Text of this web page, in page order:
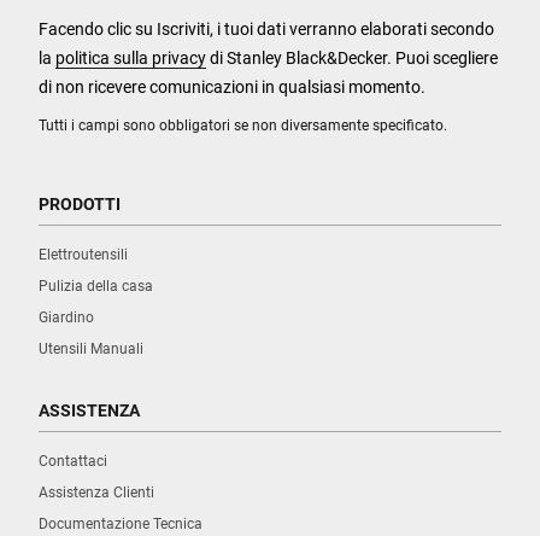
Tutti i campi sono obbligatori se non diversamente specificato.
Facendo clic su Iscriviti, i tuoi dati verranno elaborati secondo
la politica sulla privacydi Stanley Black&Decker. Puoi scegliere
di non ricevere comunicazioni in qualsiasi momento.
PRODOTTI
Elettroutensili
Pulizia della casa
Giardino
Utensili Manuali
ASSISTENZA
Contattaci
Assistenza Clienti
Documentazione Tecnica